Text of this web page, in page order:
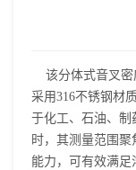
该分体式音叉密
采用316不锈钢材
于化工、石油、制
时，其测量范围聚
能力，可有效满足